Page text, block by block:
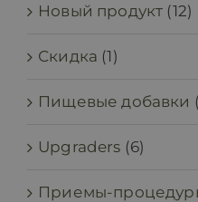
Новый продукт (12)
Скидка (1)
Пищевые добавки
Upgraders (6)
Приемы-